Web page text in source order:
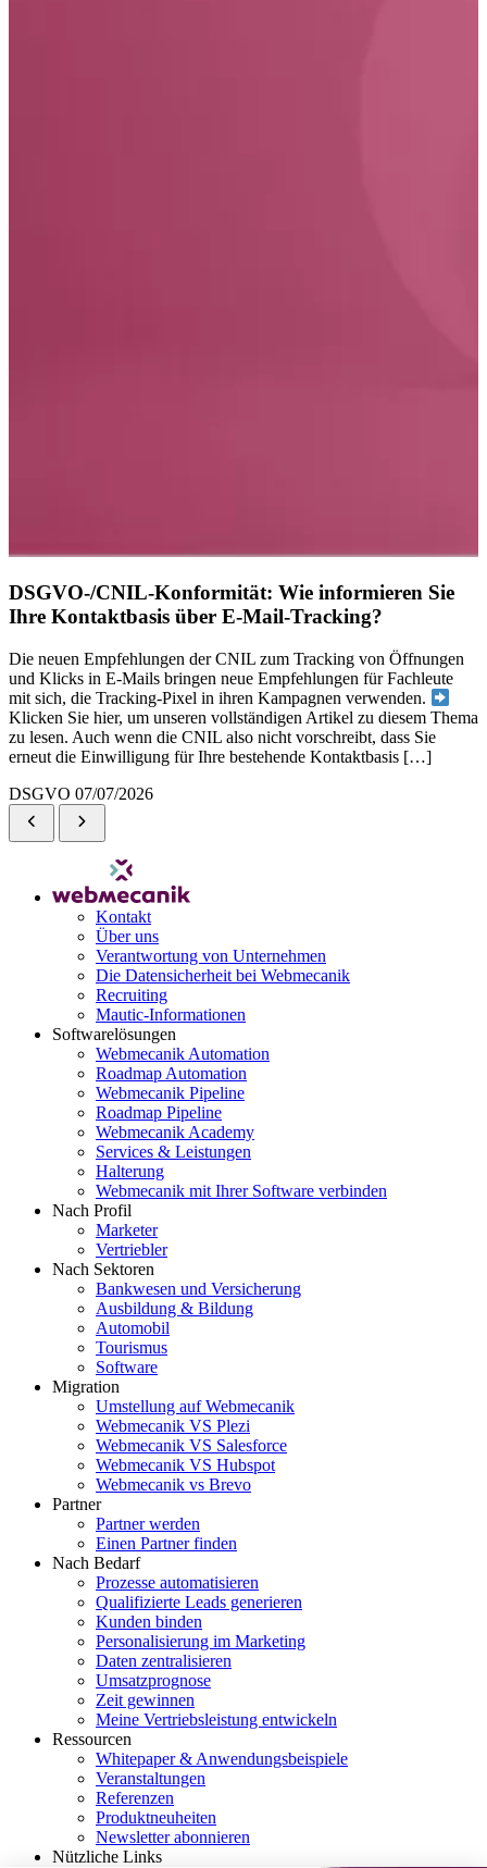
DSGVO-/CNIL-Konformität: Wie informieren Sie
Ihre Kontaktbasis über E-Mail-Tracking?
Die neuen Empfehlungen der CNIL zum Tracking von Öffnungen
und Klicks in E-Mails bringen neue Empfehlungen für Fachleute
mit sich, die Tracking-Pixel in ihren Kampagnen verwenden.
Klicken Sie hier, um unseren vollständigen Artikel zu diesem Thema
zu lesen. Auch wenn die CNIL also nicht vorschreibt, dass Sie
erneut die Einwilligung für Ihre bestehende Kontaktbasis […]
DSGVO 07/07/2026
Kontakt
Über uns
Verantwortung von Unternehmen
Die Datensicherheit bei Webmecanik
Recruiting
Mautic-Informationen
Softwarelösungen
Webmecanik Automation
Roadmap Automation
Webmecanik Pipeline
Roadmap Pipeline
Webmecanik Academy
Services & Leistungen
Halterung
Webmecanik mit Ihrer Software verbinden
Nach Profil
Marketer
Vertriebler
Nach Sektoren
Bankwesen und Versicherung
Ausbildung & Bildung
Automobil
Tourismus
Software
Migration
Umstellung auf Webmecanik
Webmecanik VS Plezi
Webmecanik VS Salesforce
Webmecanik VS Hubspot
Webmecanik vs Brevo
Partner
Partner werden
Einen Partner finden
Nach Bedarf
Prozesse automatisieren
Qualifizierte Leads generieren
Kunden binden
Personalisierung im Marketing
Daten zentralisieren
Umsatzprognose
Zeit gewinnen
Meine Vertriebsleistung entwickeln
Ressourcen
Whitepaper & Anwendungsbeispiele
Veranstaltungen
Referenzen
Produktneuheiten
Newsletter abonnieren
Nützliche Links